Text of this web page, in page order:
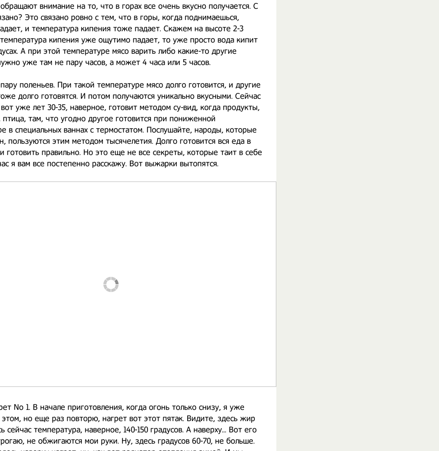
внимание на то, что в горах все очень вкусно получается. С
Это связано ровно с тем, что в горы, когда поднимаешься,
и температура кипения тоже падает. Скажем на высоте 2-3
кипения уже ощутимо падает, то уже просто вода кипит
А при этой температуре мясо варить либо какие-то другие
уже там не пару часов, а может 4 часа или 5 часов.
поленьев. При такой температуре мясо долго готовится, и другие
долго готовятся. И потом получаются уникально вкусными. Сейчас
уже лет 30-35, наверное, готовит методом су-вид, когда продукты,
там, что угодно другое готовится при пониженной
в специальных ваннах с термостатом. Послушайте, народы, которые
пользуются этим методом тысячелетия. Долго готовится вся еда в
готовить правильно. Но это еще не все секреты, которые таит в себе
я вам все постепенно расскажу. Вот выжарки вытопятся.
No 1. В начале приготовления, когда огонь только снизу, я уже
этом, но еще раз повторю, нагрет вот этот пятак. Видите, здесь жир
сейчас температура, наверное, 140-150 градусов. А наверху... Вот его
не обжигаются мои руки. Ну, здесь градусов 60-70, не больше.